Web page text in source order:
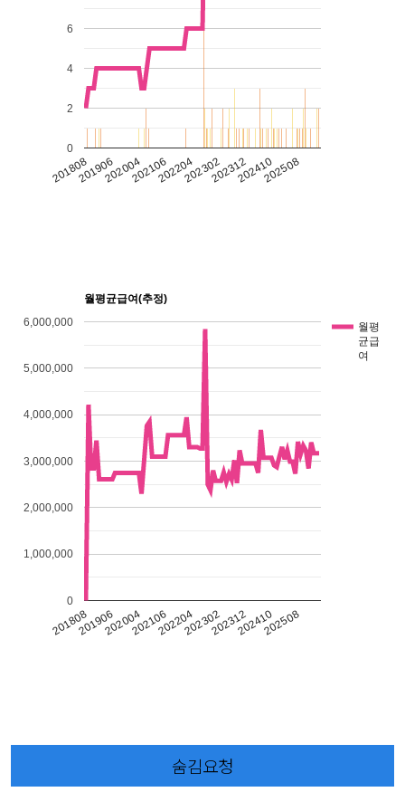
201808201906202004202106202204202302202312202410202508
0
2
4
6
월평균급여(추정)
월평
균급
여
201808201906202004202106202204202302202312202410202508
0
1,000,000
2,000,000
3,000,000
4,000,000
5,000,000
6,000,000
숨김요청